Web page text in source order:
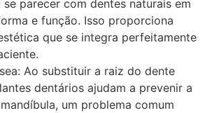
parecer com dentes naturais em
e função. Isso proporciona
que se integra perfeitamente
Ao substituir a raiz do dente
dentários ajudam a prevenir a
um problema comum